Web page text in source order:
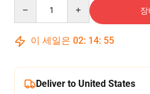
이 세일은 02: 14: 54
Deliver to United States